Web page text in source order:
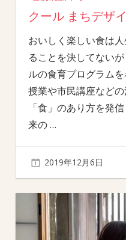
クール まちデザ
おいしく楽しい食は
ることを決してない
ルの食育プログラム
授業や市民講座など
「食」のあり方を発
来の…
2019年12月6日